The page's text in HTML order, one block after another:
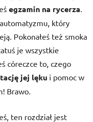
egzamin na rycerza
który
Pokonałeś też smoka
je wszystkie
córeczce to, czego
jej lęku i pomoc w
Brawo.
ten rozdział jest